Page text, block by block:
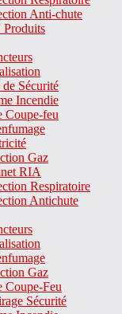
Anti-chute
Sécurité
Incendie
Coupe-feu
Gaz
RIA
Respiratoire
Antichute
Gaz
Coupe-Feu
Sécurité